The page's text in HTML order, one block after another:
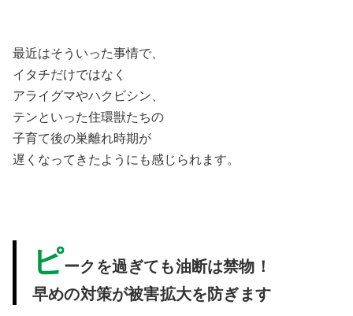
最近はそういった事情で、
イタチだけではなく
アライグマやハクビシン、
テンといった住環獣たちの
子育て後の巣離れ時期が
遅くなってきたようにも感じられます。
ピークを過ぎても油断は禁物！
早めの対策が被害拡大を防ぎます